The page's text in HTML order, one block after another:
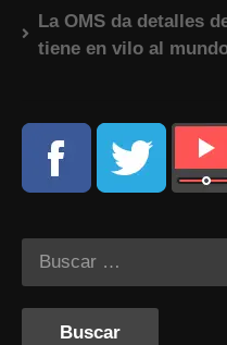
La OMS da detalles
tiene en vilo al